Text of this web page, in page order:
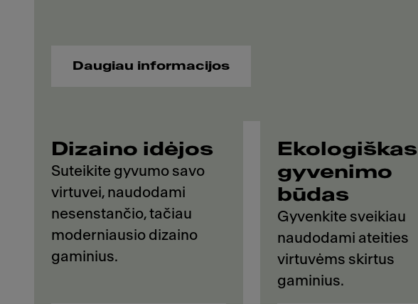
Daugiau informacijos
Dizaino idėjos
Suteikite gyvumo savo
virtuvei, naudodami
nesenstančio, tačiau
moderniausio dizaino
gaminius.
Ekologiškas
gyvenimo
būdas
Gyvenkite sveikiau
naudodami ateities
virtuvėms skirtus
gaminius.